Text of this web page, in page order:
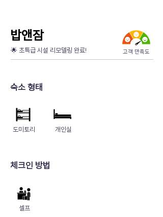
​밥앤잠
🌟 초특급 시설 리모델링 완료! 고객 만족도
숙소 형태
도미토리 개인실
​체크인 방법
셀프